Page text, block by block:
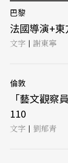
巴黎
法國導演+
文字 | 謝東寧
倫敦
「藝文觀察
110
文字 | 劉郁青